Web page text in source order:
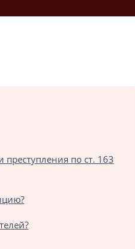
по ст. 163